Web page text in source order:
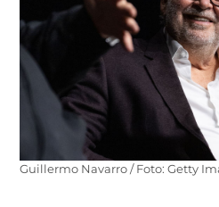
Guillermo Navarro / Foto: Getty